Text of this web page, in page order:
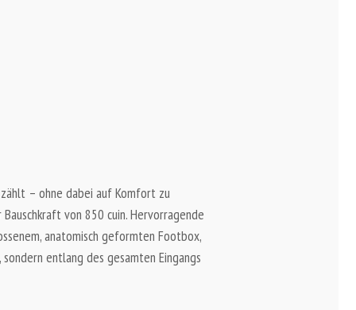
– ohne dabei auf Komfort zu
von 850 cuin. Hervorragende
anatomisch geformten Footbox,
entlang des gesamten Eingangs